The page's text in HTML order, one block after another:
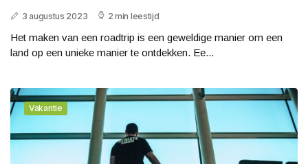
3 augustus 2023 2 min leestijd
Het maken van een roadtrip is een geweldige manier om een
land op een unieke manier te ontdekken. Ee...
Vakantie